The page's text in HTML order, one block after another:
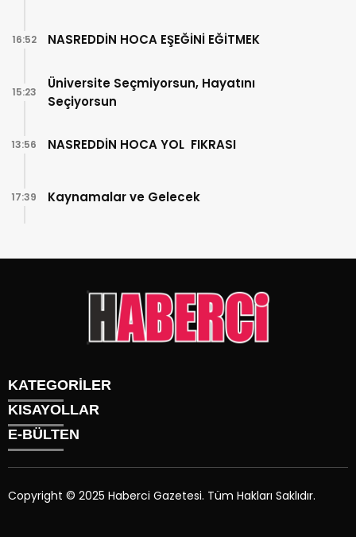
NASREDDİN HOCA EŞEĞİNİ EĞİTMEK
16:52
Üniversite Seçmiyorsun, Hayatını
Seçiyorsun
15:23
NASREDDİN HOCA YOL FIKRASI
13:56
Kaynamalar ve Gelecek
17:39
KATEGORİLER
Gündem
Siyaset
Sağlık
KISAYOLLAR
Künye
Üyelik
İletişim
E-BÜLTEN
Copyright © 2025 Haberci Gazetesi. Tüm Hakları Saklıdır.